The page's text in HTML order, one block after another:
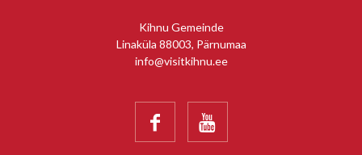
Kihnu Gemeinde
Linaküla 88003, Pärnumaa
info@visitkihnu.ee
 